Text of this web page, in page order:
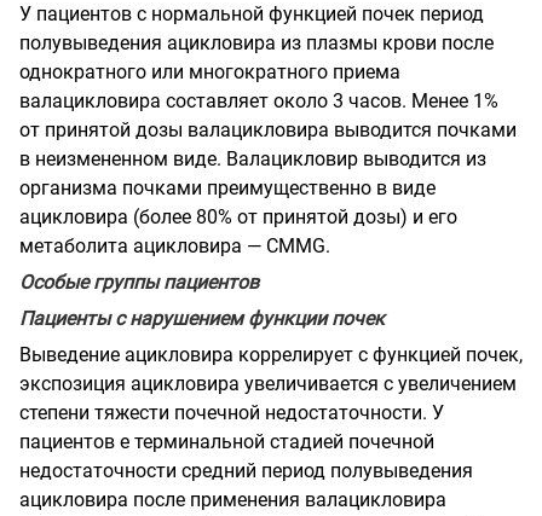
У пациентов с нормальной функцией почек период
полувыведения ацикловира из плазмы крови после
однократного или многократного приема
валацикловира составляет около 3 часов. Менее 1%
от принятой дозы валацикловира выводится почками
в неизмененном виде. Валацикловир выводится из
организма почками преимущественно в виде
ацикловира (более 80% от принятой дозы) и его
метаболита ацикловира — CMMG.
Особые группы пациентов
Пациенты с нарушением функции почек
Выведение ацикловира коррелирует с функцией почек,
экспозиция ацикловира увеличивается с увеличением
степени тяжести почечной недостаточности. У
пациентов е терминальной стадией почечной
недостаточности средний период полувыведения
ацикловира после применения валацикловира